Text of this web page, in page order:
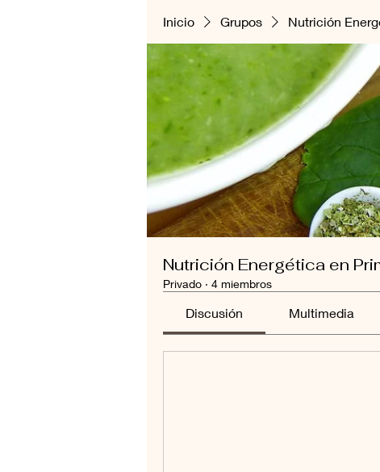
Inicio Grupos Nutrición
Nutrición Energética en
Privado · 4 miembros
Discusión Multimedia